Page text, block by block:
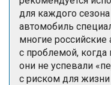
для каждого
автомобиль
многие российские
с проблемой, когда
они не успевали
с риском для жизни